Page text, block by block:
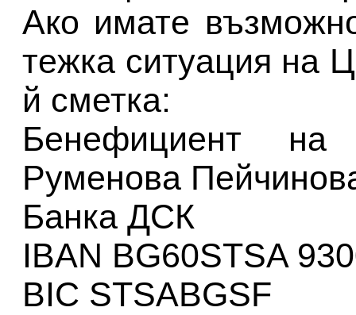
Ако имате
тежка ситуация на
й сметка:
Бенефициент на
Руменова
Банка ДСК
IBAN BG60STSA
BIC STSABGSF